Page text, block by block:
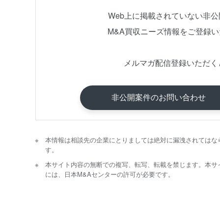
Web上に掲載されていない非
M&A買収ニーズ情報をご登録
メルマガ配信登録いただ
非公開案件のお問い合わせ
本情報は相談先の企業にとりましては絶対に漏洩されては
す。
本サイト内容の無断での複写、転写、転載を禁じます。本
には、日本M&Aセンターの許可が必要です。